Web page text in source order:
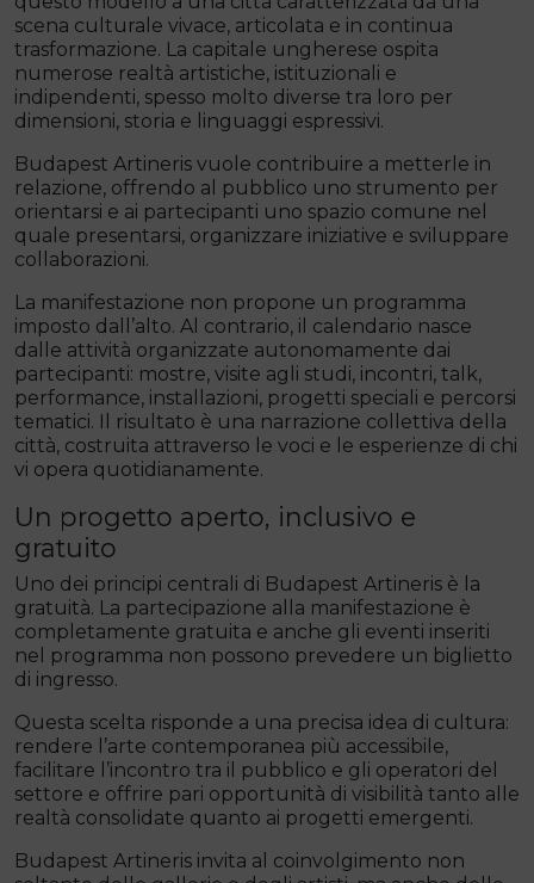
scena culturale vivace, articolata e in continua
trasformazione. La capitale ungherese ospita
numerose realtà artistiche, istituzionali e
indipendenti, spesso molto diverse tra loro per
dimensioni, storia e linguaggi espressivi.
Budapest Artineris vuole contribuire a metterle in
relazione, offrendo al pubblico uno strumento per
orientarsi e ai partecipanti uno spazio comune nel
quale presentarsi, organizzare iniziative e sviluppare
collaborazioni.
La manifestazione non propone un programma
imposto dall’alto. Al contrario, il calendario nasce
dalle attività organizzate autonomamente dai
partecipanti: mostre, visite agli studi, incontri, talk,
performance, installazioni, progetti speciali e percorsi
tematici. Il risultato è una narrazione collettiva della
città, costruita attraverso le voci e le esperienze di chi
vi opera quotidianamente.
Un progetto aperto, inclusivo e
gratuito
Uno dei principi centrali di Budapest Artineris è la
gratuità. La partecipazione alla manifestazione è
completamente gratuita e anche gli eventi inseriti
nel programma non possono prevedere un biglietto
di ingresso.
Questa scelta risponde a una precisa idea di cultura:
rendere l’arte contemporanea più accessibile,
facilitare l’incontro tra il pubblico e gli operatori del
settore e offrire pari opportunità di visibilità tanto alle
realtà consolidate quanto ai progetti emergenti.
Budapest Artineris invita al coinvolgimento non